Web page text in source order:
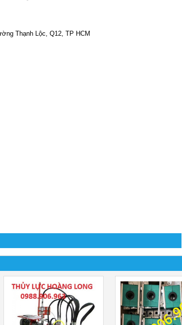
Thạnh Lộc, Q12, TP HCM